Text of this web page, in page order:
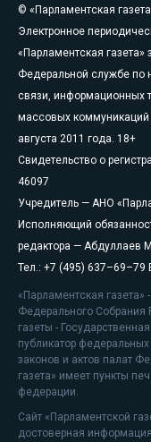
© «Парламентская
Электронное
«Парламентская газета»
Федеральной службе по
связи, информационных
массовых коммуникаций
августа 2011 года. 18+
Свидетельство о
46097
Учредитель — АНО
Исполняющий
редактора — Абдуллаев
Тел.: +7 (495) 637–69–79
«Парламентская
Федерального Собрания
газеты -
публикатор
законов и актов палат
газета» имеет пункты
федерации.
Сайт «Парламентской
достоверная